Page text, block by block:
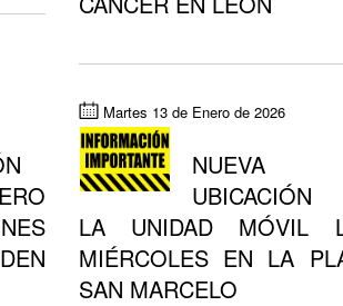
Martes 13 de Enero de 2026
NUEVA
UBICACIÓN
LA UNIDAD MÓVIL
MIÉRCOLES EN LA
SAN MARCELO